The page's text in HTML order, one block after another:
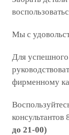
Мы с
Для успешного
фирменному
консультантов
до 21-00)